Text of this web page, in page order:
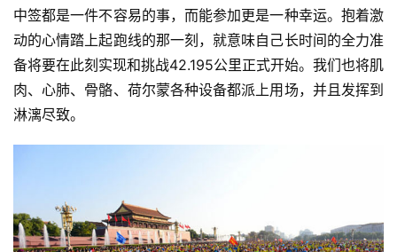
中签都是一件不容易的事，而能参加更是一种幸运。抱着激
动的心情踏上起跑线的那一刻，就意味自己长时间的全力准
备将要在此刻实现和挑战42.195公里正式开始。我们也将肌
肉、心肺、骨骼、荷尔蒙各种设备都派上用场，并且发挥到
淋漓尽致。